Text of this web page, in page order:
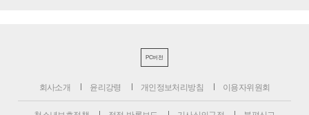
PC버전
회사소개 윤리강령 개인정보처리방침 이용자위원회